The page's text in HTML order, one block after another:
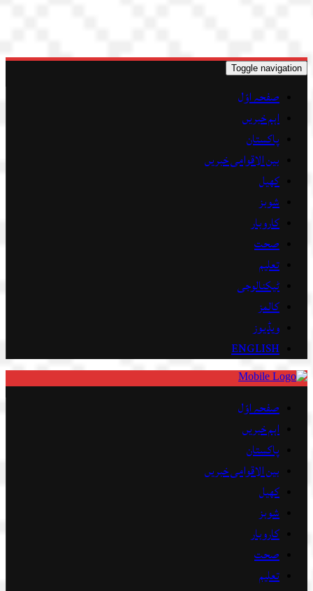
Toggle navigation
صفحہ اوّل
اہم خبریں
پاکستان
بین الاقوامی خبریں
کھیل
شوبز
کاروبار
صحت
تعلیم
ٹیکنالوجی
کالمز
ویڈیوز
ENGLISH
صفحہ اوّل
اہم خبریں
پاکستان
بین الاقوامی خبریں
کھیل
شوبز
کاروبار
صحت
تعلیم